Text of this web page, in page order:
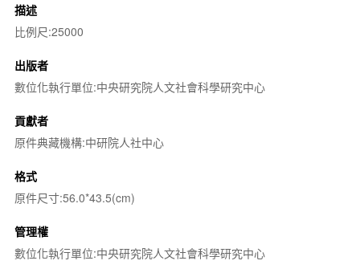
描述
比例尺:25000
出版者
數位化執行單位:中央研究院人文社會科學研究中心
貢獻者
原件典藏機構:中研院人社中心
格式
原件尺寸:56.0*43.5(cm)
管理權
數位化執行單位:中央研究院人文社會科學研究中心